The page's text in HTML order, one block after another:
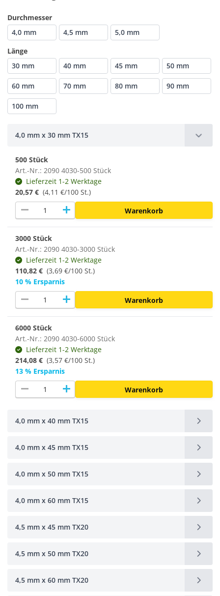
Durchmesser
4,0 mm
4,5 mm
5,0 mm
Länge
30 mm
40 mm 45 mm 50 mm
60 mm 70 mm 80 mm 90 mm
100 mm
4,0 mm x 30 mm TX15
500 Stück
Art.-Nr.: 2090 4030-500 Stück
Lieferzeit 1-2 Werktage
20,57 € (4,11 €/100 St.)
remove add Warenkorb
3000 Stück
Art.-Nr.: 2090 4030-3000 Stück
Lieferzeit 1-2 Werktage
110,82 € (3,69 €/100 St.)
10 % Ersparnis
remove add Warenkorb
6000 Stück
Art.-Nr.: 2090 4030-6000 Stück
Lieferzeit 1-2 Werktage
214,08 € (3,57 €/100 St.)
13 % Ersparnis
remove add Warenkorb
4,0 mm x 40 mm TX15
4,0 mm x 45 mm TX15
4,0 mm x 50 mm TX15
4,0 mm x 60 mm TX15
4,5 mm x 45 mm TX20
4,5 mm x 50 mm TX20
4,5 mm x 60 mm TX20